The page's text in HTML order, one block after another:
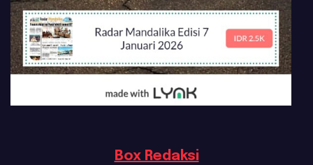
Box Redaksi